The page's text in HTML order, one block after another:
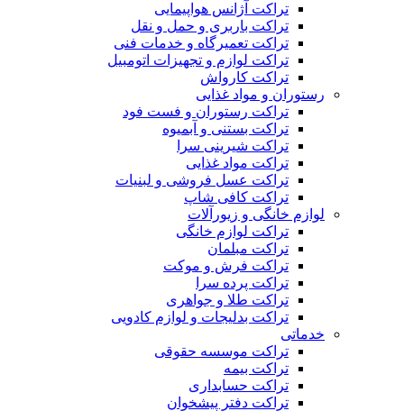
تراکت آژانس هواپیمایی
تراکت باربری و حمل و نقل
تراکت تعمیرگاه و خدمات فنی
تراکت لوازم و تجهیزات اتومبیل
تراکت کارواش
رستوران و مواد غذایی
تراکت رستوران و فست فود
تراکت بستنی و آبمیوه
تراکت شیرینی سرا
تراکت مواد غذایی
تراکت عسل فروشی و لبنیات
تراکت کافی شاپ
لوازم خانگی و زیورآلات
تراکت لوازم خانگی
تراکت مبلمان
تراکت فرش و موکت
تراکت پرده سرا
تراکت طلا و جواهری
تراکت بدلیجات و لوازم کادویی
خدماتی
تراکت موسسه حقوقی
تراکت بیمه
تراکت حسابداری
تراکت دفتر پیشخوان